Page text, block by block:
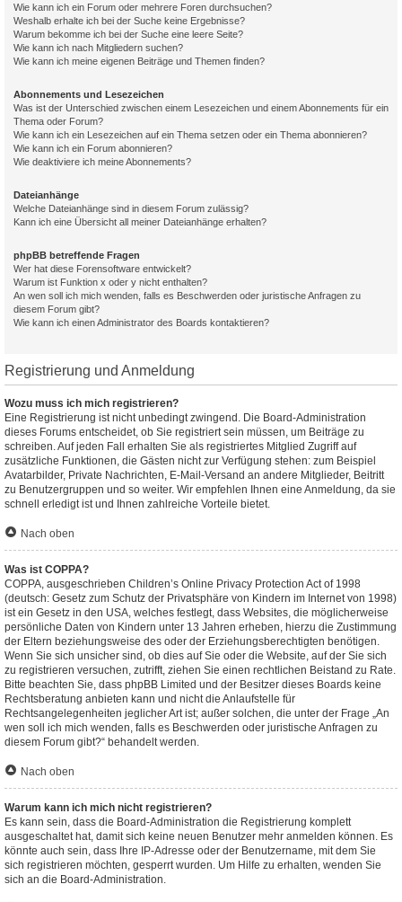
Wie kann ich ein Forum oder mehrere Foren durchsuchen?
Weshalb erhalte ich bei der Suche keine Ergebnisse?
Warum bekomme ich bei der Suche eine leere Seite?
Wie kann ich nach Mitgliedern suchen?
Wie kann ich meine eigenen Beiträge und Themen finden?
Abonnements und Lesezeichen
Was ist der Unterschied zwischen einem Lesezeichen und einem Abonnements für ein
Thema oder Forum?
Wie kann ich ein Lesezeichen auf ein Thema setzen oder ein Thema abonnieren?
Wie kann ich ein Forum abonnieren?
Wie deaktiviere ich meine Abonnements?
Dateianhänge
Welche Dateianhänge sind in diesem Forum zulässig?
Kann ich eine Übersicht all meiner Dateianhänge erhalten?
phpBB betreffende Fragen
Wer hat diese Forensoftware entwickelt?
Warum ist Funktion x oder y nicht enthalten?
An wen soll ich mich wenden, falls es Beschwerden oder juristische Anfragen zu
diesem Forum gibt?
Wie kann ich einen Administrator des Boards kontaktieren?
Registrierung und Anmeldung
Wozu muss ich mich registrieren?
Eine Registrierung ist nicht unbedingt zwingend. Die Board-Administration
dieses Forums entscheidet, ob Sie registriert sein müssen, um Beiträge zu
schreiben. Auf jeden Fall erhalten Sie als registriertes Mitglied Zugriff auf
zusätzliche Funktionen, die Gästen nicht zur Verfügung stehen: zum Beispiel
Avatarbilder, Private Nachrichten, E-Mail-Versand an andere Mitglieder, Beitritt
zu Benutzergruppen und so weiter. Wir empfehlen Ihnen eine Anmeldung, da sie
schnell erledigt ist und Ihnen zahlreiche Vorteile bietet.
Nach oben
Was ist COPPA?
COPPA, ausgeschrieben Children’s Online Privacy Protection Act of 1998
(deutsch: Gesetz zum Schutz der Privatsphäre von Kindern im Internet von 1998)
ist ein Gesetz in den USA, welches festlegt, dass Websites, die möglicherweise
persönliche Daten von Kindern unter 13 Jahren erheben, hierzu die Zustimmung
der Eltern beziehungsweise des oder der Erziehungsberechtigten benötigen.
Wenn Sie sich unsicher sind, ob dies auf Sie oder die Website, auf der Sie sich
zu registrieren versuchen, zutrifft, ziehen Sie einen rechtlichen Beistand zu Rate.
Bitte beachten Sie, dass phpBB Limited und der Besitzer dieses Boards keine
Rechtsberatung anbieten kann und nicht die Anlaufstelle für
Rechtsangelegenheiten jeglicher Art ist; außer solchen, die unter der Frage „An
wen soll ich mich wenden, falls es Beschwerden oder juristische Anfragen zu
diesem Forum gibt?“ behandelt werden.
Nach oben
Warum kann ich mich nicht registrieren?
Es kann sein, dass die Board-Administration die Registrierung komplett
ausgeschaltet hat, damit sich keine neuen Benutzer mehr anmelden können. Es
könnte auch sein, dass Ihre IP-Adresse oder der Benutzername, mit dem Sie
sich registrieren möchten, gesperrt wurden. Um Hilfe zu erhalten, wenden Sie
sich an die Board-Administration.